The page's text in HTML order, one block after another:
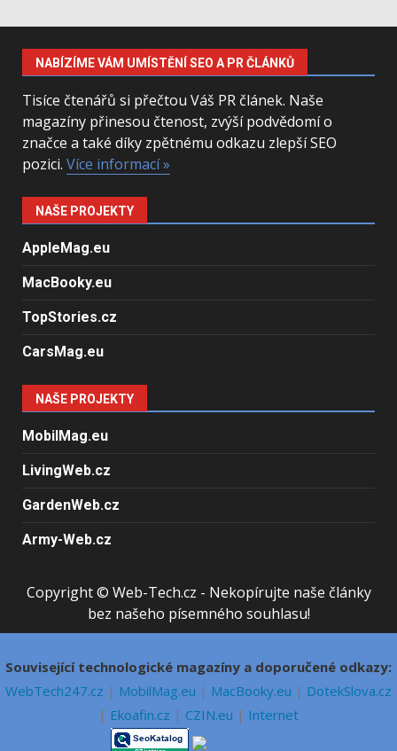
NABÍZÍME VÁM UMÍSTĚNÍ SEO A PR ČLÁNKŮ
Tisíce čtenářů si přečtou Váš PR článek. Naše
magazíny přinesou čtenost, zvýší podvědomí o
značce a také díky zpětnému odkazu zlepší SEO
pozici. Více informací »
NAŠE PROJEKTY
AppleMag.eu
MacBooky.eu
TopStories.cz
CarsMag.eu
NAŠE PROJEKTY
MobilMag.eu
LivingWeb.cz
GardenWeb.cz
Army-Web.cz
Copyright © Web-Tech.cz - Nekopírujte naše články
bez našeho písemného souhlasu!
Související technologické magazíny a doporučené odkazy:
WebTech247.cz | MobilMag.eu | MacBooky.eu | DotekSlova.cz
| Ekoafin.cz | CZIN.eu | Internet